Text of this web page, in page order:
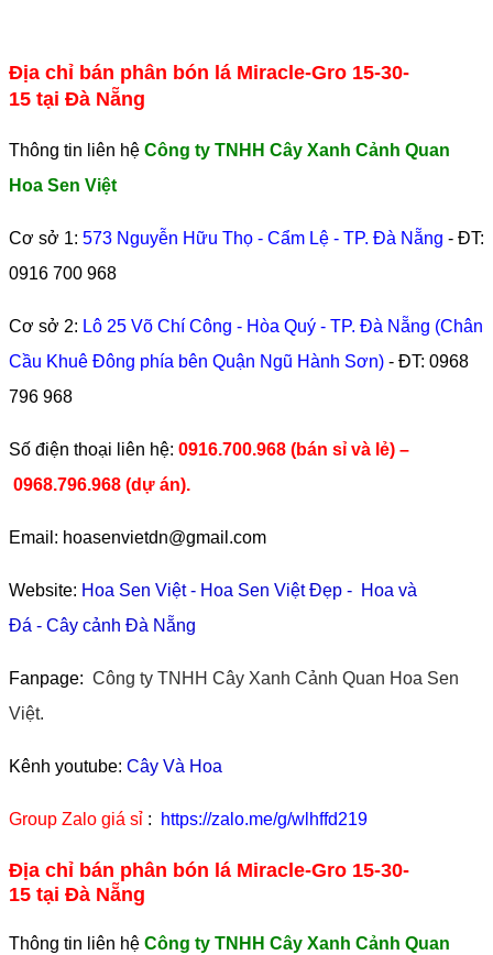
Địa chỉ bán phân bón lá Miracle-Gro 15-30-
15 tại Đà Nẵng
Thông tin liên hệ Công ty TNHH Cây Xanh Cảnh Quan
Hoa Sen Việt
Cơ sở 1: 573 Nguyễn Hữu Thọ - Cẩm Lệ - TP. Đà Nẵng - ĐT:
0916 700 968
Cơ sở 2: Lô 25 Võ Chí Công - Hòa Quý - TP. Đà Nẵng (Chân
Cầu Khuê Đông phía bên Quận Ngũ Hành Sơn) - ĐT: 0968
796 968
​Số điện thoại liên hệ: 0916.700.968 (bán sỉ và lẻ) –
0968.796.968 (dự án).
Email: hoasenvietdn@gmail.com
Website: Hoa Sen Việt- Hoa Sen Việt Đẹp - Hoa và
Đá - Cây cảnh Đà Nẵng
Fanpage: Công ty TNHH Cây Xanh Cảnh Quan Hoa Sen
Việt.
Kênh youtube: Cây Và Hoa
Group Zalo giá sỉ : https://zalo.me/g/wlhffd219
Địa chỉ bán phân bón lá Miracle-Gro 15-30-
15 tại Đà Nẵng
Thông tin liên hệ Công ty TNHH Cây Xanh Cảnh Quan